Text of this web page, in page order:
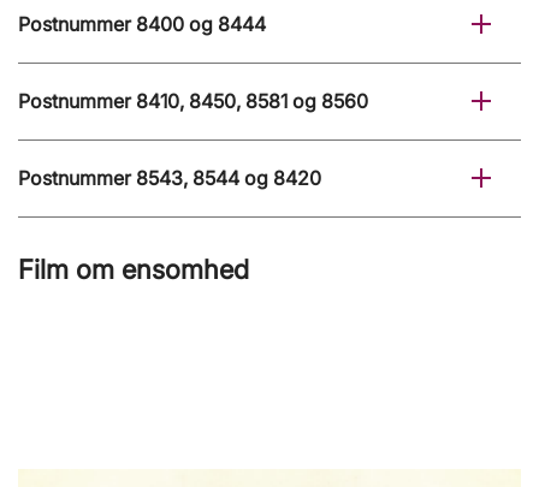
Postnummer 8400 og 8444
Postnummer 8410, 8450, 8581 og 8560
Postnummer 8543, 8544 og 8420
Film om ensomhed